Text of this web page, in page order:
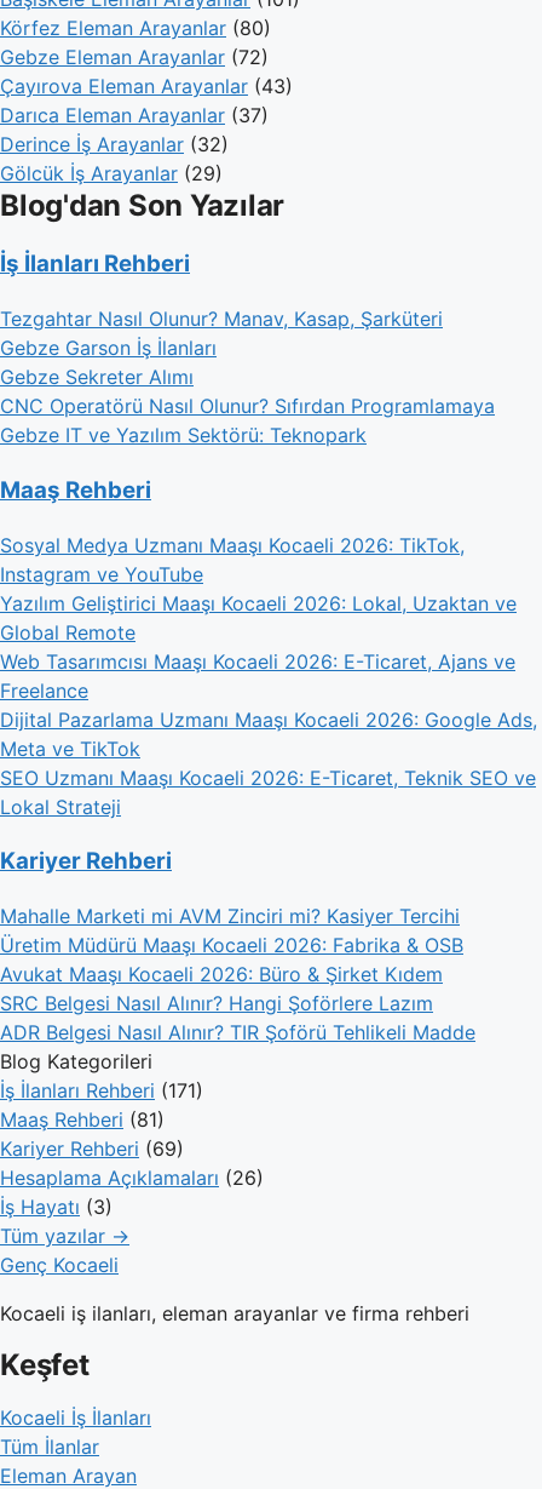
Körfez Eleman Arayanlar (80)
Gebze Eleman Arayanlar (72)
Çayırova Eleman Arayanlar (43)
Darıca Eleman Arayanlar (37)
Derince İş Arayanlar (32)
Gölcük İş Arayanlar (29)
Blog'dan Son Yazılar
İş İlanları Rehberi
Tezgahtar Nasıl Olunur? Manav, Kasap, Şarküteri
Gebze Garson İş İlanları
Gebze Sekreter Alımı
CNC Operatörü Nasıl Olunur? Sıfırdan Programlamaya
Gebze IT ve Yazılım Sektörü: Teknopark
Maaş Rehberi
Sosyal Medya Uzmanı Maaşı Kocaeli 2026: TikTok,
Instagram ve YouTube
Yazılım Geliştirici Maaşı Kocaeli 2026: Lokal, Uzaktan ve
Global Remote
Web Tasarımcısı Maaşı Kocaeli 2026: E-Ticaret, Ajans ve
Freelance
Dijital Pazarlama Uzmanı Maaşı Kocaeli 2026: Google Ads,
Meta ve TikTok
SEO Uzmanı Maaşı Kocaeli 2026: E-Ticaret, Teknik SEO ve
Lokal Strateji
Kariyer Rehberi
Mahalle Marketi mi AVM Zinciri mi? Kasiyer Tercihi
Üretim Müdürü Maaşı Kocaeli 2026: Fabrika & OSB
Avukat Maaşı Kocaeli 2026: Büro & Şirket Kıdem
SRC Belgesi Nasıl Alınır? Hangi Şoförlere Lazım
ADR Belgesi Nasıl Alınır? TIR Şoförü Tehlikeli Madde
Blog Kategorileri
İş İlanları Rehberi (171)
Maaş Rehberi (81)
Kariyer Rehberi (69)
Hesaplama Açıklamaları (26)
İş Hayatı (3)
Tüm yazılar →
Genç Kocaeli
Kocaeli iş ilanları, eleman arayanlar ve firma rehberi
Keşfet
Kocaeli İş İlanları
Tüm İlanlar
Eleman Arayan